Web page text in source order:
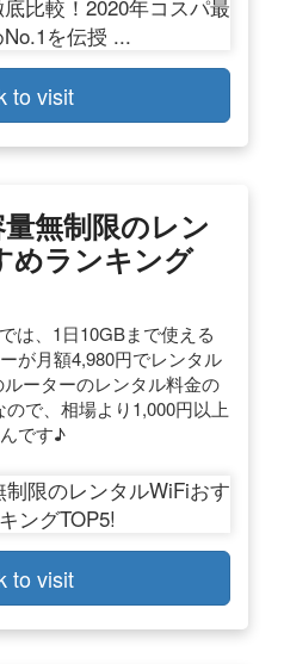
to visit
量無制限のレン
めランキング
は、1日10GBまで使える
が月額4,980円でレンタル
ーターのレンタル料金の
で、相場より1,000円以上
です♪
to visit